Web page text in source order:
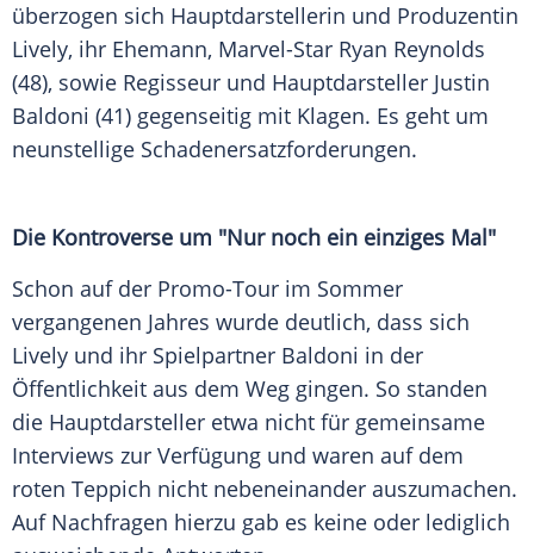
überzogen sich Hauptdarstellerin und Produzentin
Lively, ihr Ehemann, Marvel-Star Ryan Reynolds
(48), sowie Regisseur und Hauptdarsteller Justin
Baldoni (41) gegenseitig mit Klagen. Es geht um
neunstellige Schadenersatzforderungen.
Die Kontroverse um "Nur noch ein einziges Mal"
Schon auf der Promo-Tour im Sommer
vergangenen Jahres wurde deutlich, dass sich
Lively und ihr Spielpartner Baldoni in der
Öffentlichkeit aus dem Weg gingen. So standen
die Hauptdarsteller etwa nicht für gemeinsame
Interviews zur Verfügung und waren auf dem
roten Teppich nicht nebeneinander auszumachen.
Auf Nachfragen hierzu gab es keine oder lediglich